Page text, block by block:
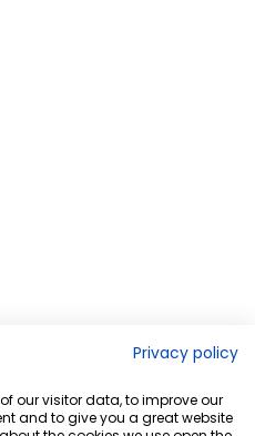
Privacy policy
our visitor data, to improve our
and to give you a great website